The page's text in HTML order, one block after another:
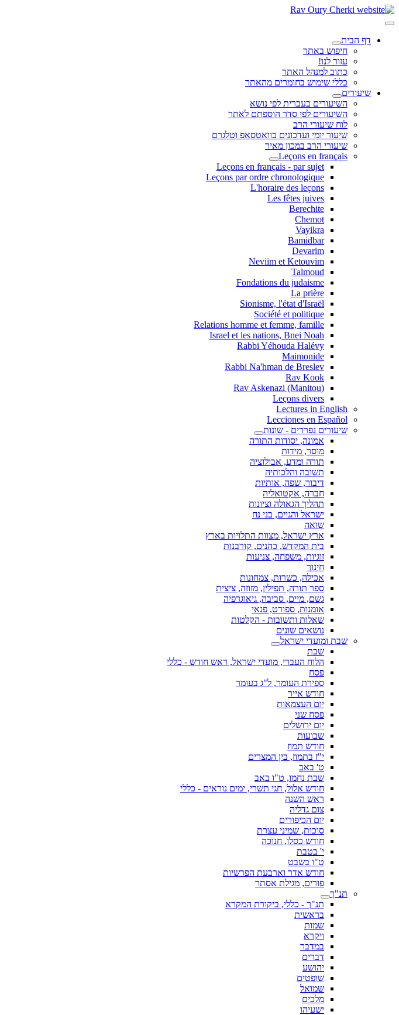
דף הבית
חיפוש באתר
עזור לנו!
כתוב למנהל האתר
כללי שימוש בחומרים מהאתר
שיעורים
השיעורים בעברית לפי נושא
השיעורים לפי סדר הוספתם לאתר
לוח שיעורי הרב
שיעור יומי ועדכונים בוואטסאפ וטלגרם
שיעורי הרב במכון מאיר
Leçons en français
Leçons en français - par sujet
Leçons par ordre chronologique
L'horaire des leçons
Les fêtes juives
Berechite
Chemot
Vayikra
Bamidbar
Devarim
Neviim et Ketouvim
Talmoud
Fondations du judaisme
La prière
Sionisme, l'état d'Israël
Société et politique
Relations homme et femme, famille
Israel et les nations, Bnei Noah
Rabbi Yéhouda Halévy
Maimonide
Rabbi Na'hman de Breslev
Rav Kook
(Rav Askenazi (Manitou
Leçons divers
Lectures in English
Lecciones en Español
שיעורים נפרדים - שונות
אמונה, יסודות התורה
מוסר, מידות
תורה ומדע, אבולוציה
תשובה והלכותיה
דיבור, שפה, אותיות
חברה, אקטואליה
תהליך הגאולה וציונות
ישראל והגוים, בני נח
שואה
ארץ ישראל, מצוות התלויות בארץ
בית המקדש, כהנים, קורבנות
זוגיות, משפחה, צניעות
חינוך
אכילה, כשרות, צמחונות
ספר תורה, תפילין, מזוזה, ציצית
גשם, מיים, סביבה, גיאוגרפיה
אומנות, ספורט, פנאי
שאלות ותשובות - הקלטות
נושאים שונים
שבת ומועדי ישראל
שבת
הלוח העברי, מועדי ישראל, ראש חודש - כללי
פסח
ספירת העומר, ל"ג בעומר
חודש אייר
יום העצמאות
פסח שני
יום ירושלים
שבועות
חודש תמוז
י"ז בתמוז, בין המצרים
ט' באב
שבת נחמו, ט"ו באב
חודש אלול, חגי תשרי, ימים נוראים - כללי
ראש השנה
צום גדליה
יום הכיפורים
סוכות, שמיני עצרת
חודש כסלו, חנוכה
י' בטבת
ט"ו בשבט
חודש אדר וארבעת הפרשיות
פורים, מגילת אסתר
תנ"ך
תנ"ך - כללי, ביקורת המקרא
בראשית
שמות
ויקרא
במדבר
דברים
יהושע
שופטים
שמואל
מלכים
ישעיהו